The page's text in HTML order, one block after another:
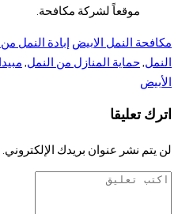
موقعاً لشركة مكافحة.
مكافحة النمل الابيض إبادة النمل من
النمل,حماية المنازل من النمل,
الأبيض
اترك تعليقا
لن يتم نشر عنوان بريدك الإلكتروني.